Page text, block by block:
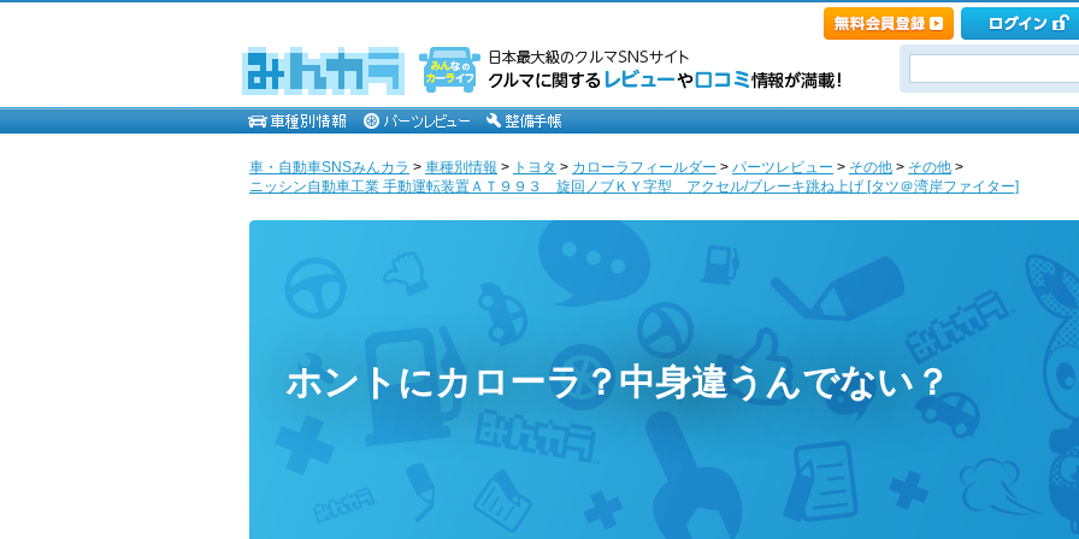
車・自動車SNSみんカラ > 車種別情報 > トヨタ > カローラフィールダー > パーツレビュー > その他 > その他 >
ニッシン自動車工業 手動運転装置ＡＴ９９３ 旋回ノブＫＹ字型 アクセル/ブレーキ跳ね上げ [タツ＠湾岸ファイター]
ホントにカローラ？中身違うんでない？